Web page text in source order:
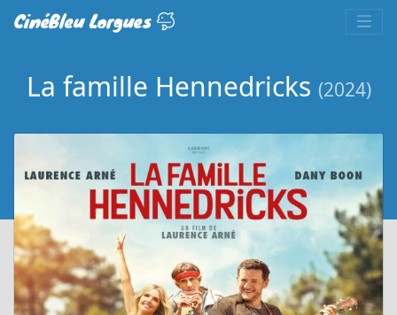
CinéBleu Lorgues
La famille Hennedricks (2024)